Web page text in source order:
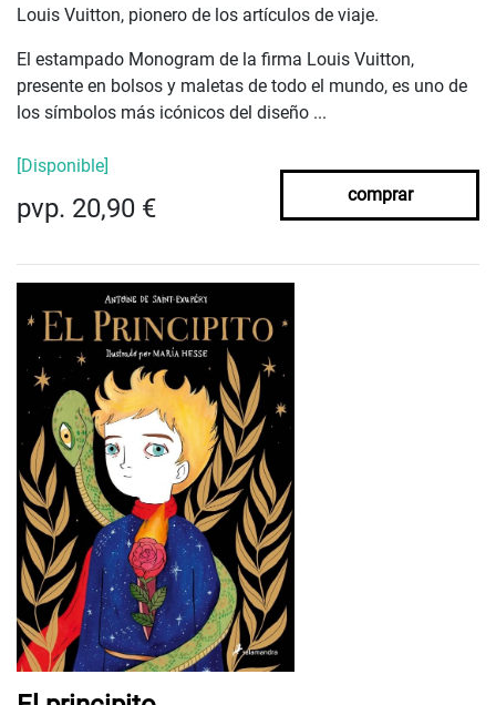
Louis Vuitton, pionero de los artículos de viaje.
El estampado Monogram de la firma Louis Vuitton,
presente en bolsos y maletas de todo el mundo, es uno de
los símbolos más icónicos del diseño ...
[Disponible]
pvp. 20,90 € comprar